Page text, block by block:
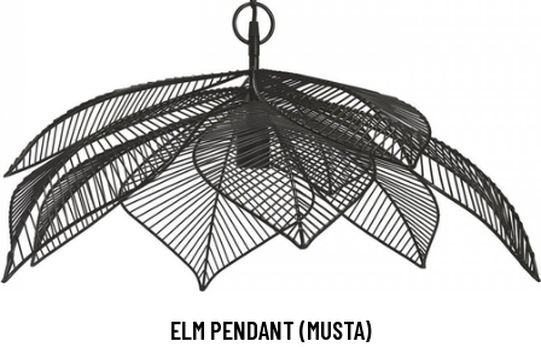
ELM PENDANT (MUSTA)